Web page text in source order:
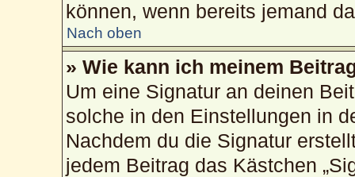
können, wenn bereits jemand
Nach oben
» Wie kann ich meinem
Um eine Signatur an deinen
solche in den Einstellungen in
Nachdem du die Signatur
jedem Beitrag das Kästchen